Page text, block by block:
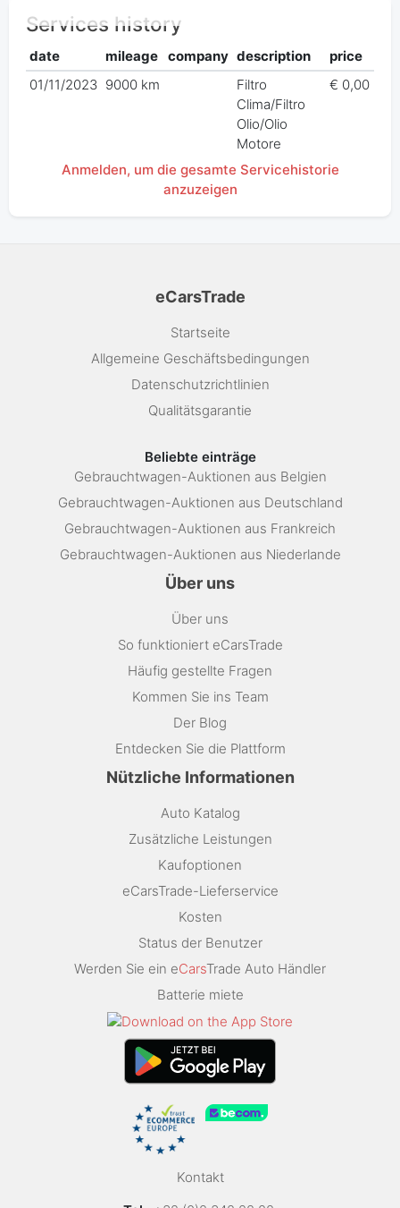
Services history
date mileage company description
price
01/11/2023 9000 km
Filtro
Clima/Filtro
Olio/Olio
Motore
€ 0,00
Anmelden, um die gesamte Servicehistorie
anzuzeigen
eCarsTrade
Startseite
Allgemeine Geschäftsbedingungen
Datenschutzrichtlinien
Qualitätsgarantie
Beliebte einträge
Gebrauchtwagen-Auktionen aus Belgien
Gebrauchtwagen-Auktionen aus Deutschland
Gebrauchtwagen-Auktionen aus Frankreich
Gebrauchtwagen-Auktionen aus Niederlande
Über uns
Über uns
So funktioniert eCarsTrade
Häufig gestellte Fragen
Kommen Sie ins Team
Der Blog
Entdecken Sie die Plattform
Nützliche Informationen
Auto Katalog
Zusätzliche Leistungen
Kaufoptionen
eCarsTrade-Lieferservice
Kosten
Status der Benutzer
Werden Sie ein eCarsTrade Auto Händler
Batterie miete
Kontakt